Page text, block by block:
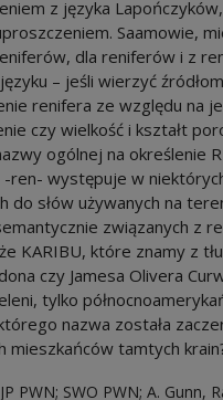
z języka
Saamowie,
dla reniferów i z
– jeśli wierzyć
renifera ze względu na
czy wielkość i kształt
ogólnej na określenie
-ren- występuje w
do słów używanych na
związanych z
KARIBU, które znamy z
czy Jamesa Olivera
tylko
nazwa została
mieszkańców tamtych
PWN; SWO PWN; A. Gunn,